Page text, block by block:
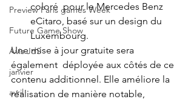
Preview Paris games Week
Future Game Show
Avis JdS
janvier
avril
coloré  pour le Mercedes Benz
eCitaro, basé sur un design du
Luxembourg.
Une mise à jour gratuite sera
également  déployée aux côtés de ce
contenu additionnel. Elle améliore la
réalisation de manière notable,